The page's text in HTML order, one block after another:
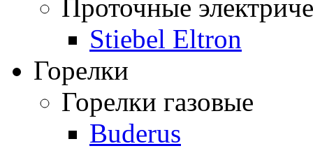
Проточные
Stiebel Eltron
Горелки
Горелки газовые
Buderus